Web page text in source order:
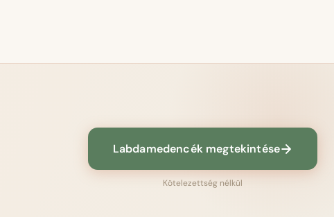
Labdamedencék megtekintése
Kötelezettség nélkül